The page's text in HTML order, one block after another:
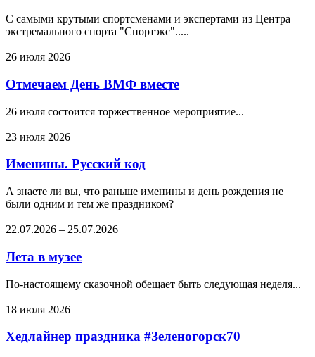
С самыми крутыми спортсменами и экспертами из Центра
экстремального спорта "Спортэкс".....
26 июля 2026
Отмечаем День ВМФ вместе
26 июля состоится торжественное мероприятие...
23 июля 2026
Именины. Русский код
А знаете ли вы, что раньше именины и день рождения не
были одним и тем же праздником?
22.07.2026 – 25.07.2026
Лета в музее
По-настоящему сказочной обещает быть следующая неделя...
18 июля 2026
Хедлайнер праздника #Зеленогорск70